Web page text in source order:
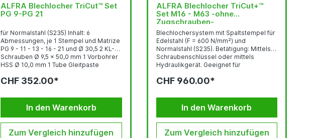
ALFRA Blechlocher TriCut™ Set
PG 9-PG 21
für Normalstahl (S235) Inhalt: 6
Abmessungen, je 1 Stempel und Matrize
PG 9 - 11 - 13 - 16 - 21 und Ø 30,5 2 KL-
Schrauben Ø 9,5 x 50,0 mm 1 Vorbohrer
HSS Ø 10,0 mm 1 Tube Gleitpaste
CHF 352.00*
In den Warenkorb
Zum Vergleich hinzufügen
ALFRA Blechlocher TriCut+™
Set M16 - M63 -ohne
Zugschrauben-
Blechlochersystem mit Spaltstempel für
Edelstahl (F = 600 N/mm²) und
Normalstahl (S235). Betätigung: Mittels
Schraubenschlüssel oder mittels
Hydraulikgerät. Geeignet für
2,0 mm mit Schrauben Ø 11,1 mm 2,5 mm
Schrauben-Ø 11,1 mm: mind. Ø 11,3 mm
Schrauben-Ø 19,0 mm: mind. Ø 19,5 mm
Zugschrauben...
CHF 960.00*
In den Warenkorb
Zum Vergleich hinzufügen